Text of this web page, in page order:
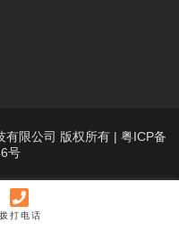
限公司 版权所有 | 粤ICP备
号
拨打电话